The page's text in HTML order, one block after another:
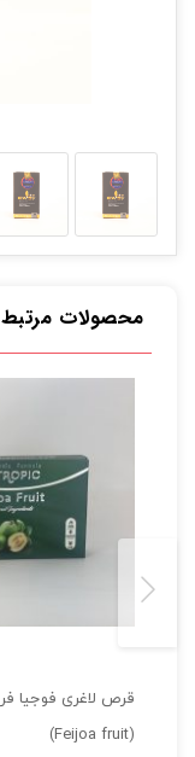
محصولات مرتبط
(Feijoa fruit)